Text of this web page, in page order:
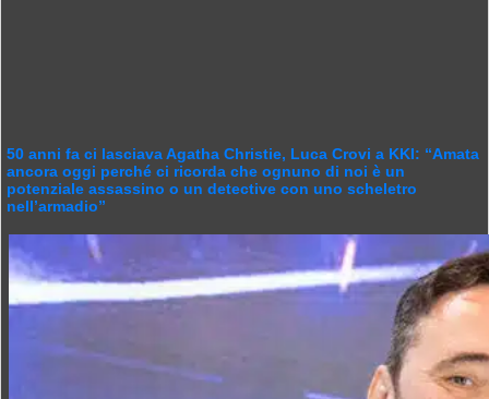
50 anni fa ci lasciava Agatha Christie, Luca Crovi a KKI: “Amata
ancora oggi perché ci ricorda che ognuno di noi è un
potenziale assassino o un detective con uno scheletro
nell’armadio”